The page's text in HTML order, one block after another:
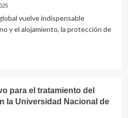
vuelve indispensable
y el alojamiento, la protección de
para el tratamiento del
la Universidad Nacional de